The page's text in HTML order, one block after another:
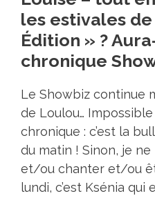
les estivales
Édition » ?
chronique
Le Showbiz continue
de Loulou…
chronique : c’est la
du matin ! Sinon, je
et/ou chanter et/ou
lundi, c’est Ksénia